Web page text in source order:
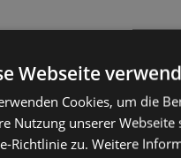
Webseite
Cookies, um die
Nutzung unserer
Richtlinie zu. Weitere